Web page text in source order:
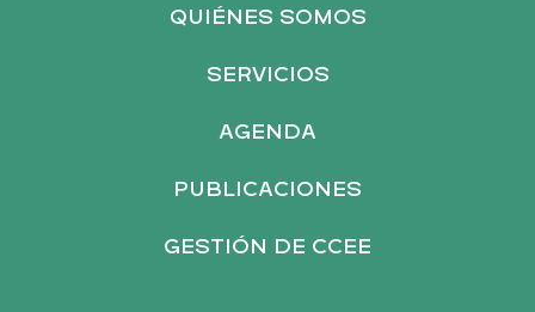
QUIÉNES SOMOS
SERVICIOS
AGENDA
PUBLICACIONES
GESTIÓN DE CCEE